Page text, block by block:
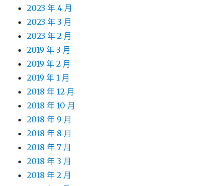
2023 年 4 月
2023 年 3 月
2023 年 2 月
2019 年 3 月
2019 年 2 月
2019 年 1 月
2018 年 12 月
2018 年 10 月
2018 年 9 月
2018 年 8 月
2018 年 7 月
2018 年 3 月
2018 年 2 月